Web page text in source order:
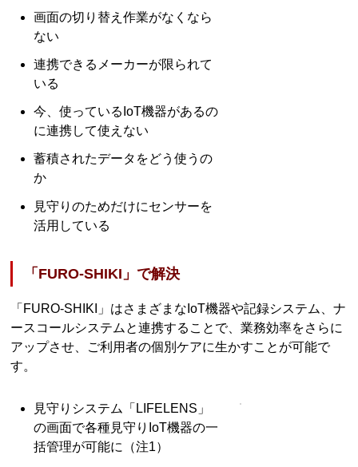
画面の切り替え作業がなくなら
ない
連携できるメーカーが限られて
いる
今、使っているIoT機器があるの
に連携して使えない
蓄積されたデータをどう使うの
か
見守りのためだけにセンサーを
活用している
「FURO-SHIKI」で解決
「FURO-SHIKI」はさまざまなIoT機器や記録システム、ナ
ースコールシステムと連携することで、業務効率をさらに
アップさせ、ご利用者の個別ケアに生かすことが可能で
す。
見守りシステム「LIFELENS」
の画面で各種見守りIoT機器の一
括管理が可能に（注1）